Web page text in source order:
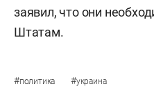
заявил, что они
Штатам.
#политика #украина